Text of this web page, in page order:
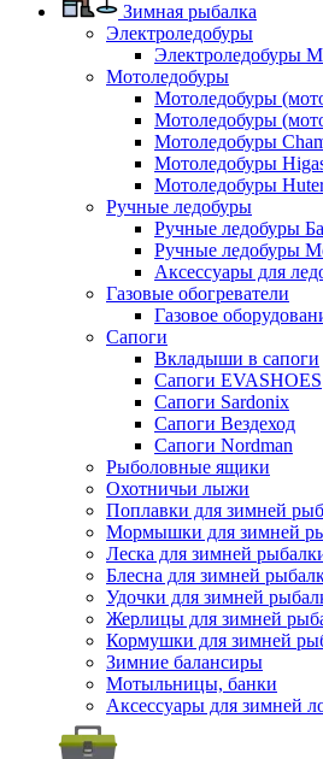
Зимная рыбалка
Электроледобуры
Электроледобуры
Мотоледобуры
Мотоледобуры
Мотоледобуры
Мотоледобуры
Мотоледобуры
Мотоледобуры
Ручные ледобуры
Ручные ледобуры
Ручные ледобуры
Аксессуары для
Газовые обогреватели
Газовое
Сапоги
Вкладыши в сапоги
Сапоги EVASHOES
Сапоги Sardonix
Сапоги Вездеход
Сапоги Nordman
Рыболовные ящики
Охотничьи лыжи
Поплавки для зимней
Мормышки для зимней
Леска для зимней
Блесна для зимней
Удочки для зимней
Жерлицы для зимней
Кормушки для зимней
Зимние балансиры
Мотыльницы, банки
Аксессуары для зимней